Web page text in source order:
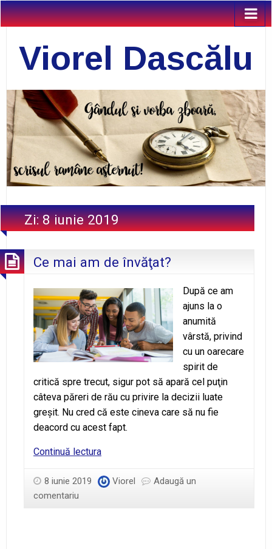
Viorel Dascălu
Zi:8 iunie 2019
Ce mai am de învăţat?
După ce am
ajuns la o
anumită
vârstă, privind
cu un oarecare
spirit de
critică spre trecut, sigur pot să apară cel puţin
câteva păreri de rău cu privire la decizii luate
greşit. Nu cred că este cineva care să nu fie
deacord cu acest fapt.
Continuă lecturaCe
am
8 iunie 2019 Viorel
Adaugă un
comentariu